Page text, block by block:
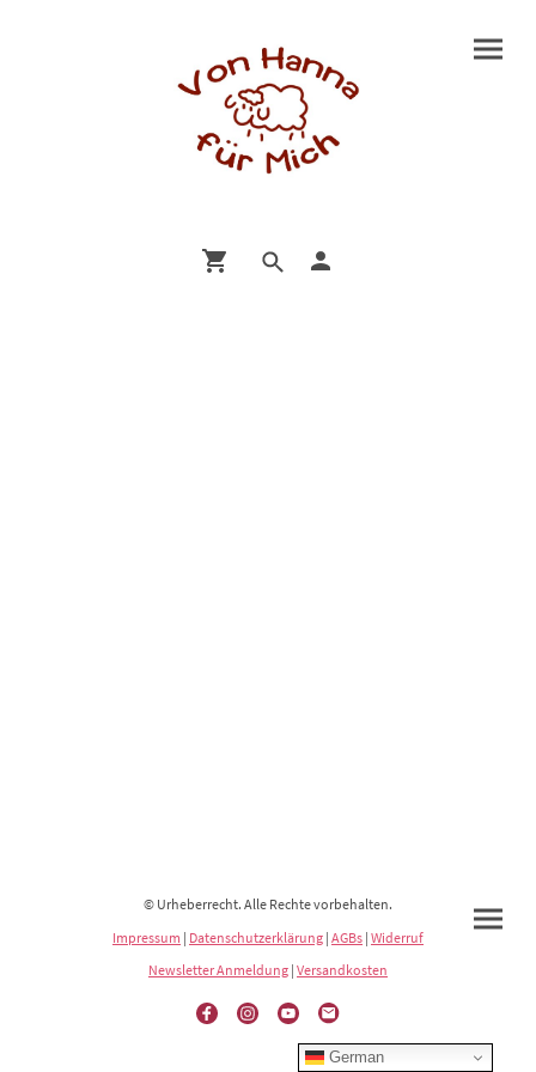
© Urheberrecht. Alle Rechte vorbehalten.
Impressum | Datenschutzerklärung | AGBs | Widerruf
Newsletter Anmeldung | Versandkosten
German